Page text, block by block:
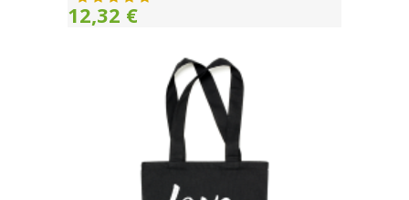
12,32 €